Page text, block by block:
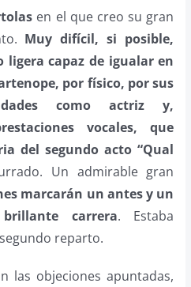
en el que creo su gran
Muy difícil, si posible,
capaz de igualar en
por físico, por sus
como actriz y,
vocales, que
del segundo acto “Qual
Un admirable gran
marcarán un antes y un
carrera. Estaba
reparto.
las objeciones apuntadas,